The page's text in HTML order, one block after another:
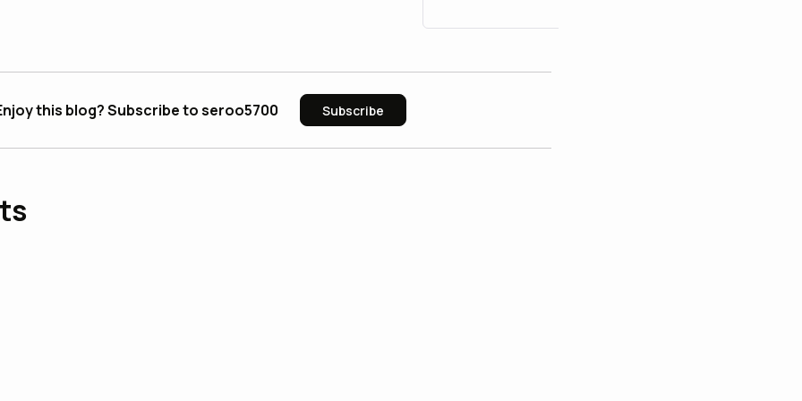
this blog? Subscribe to seroo5700 Subscribe